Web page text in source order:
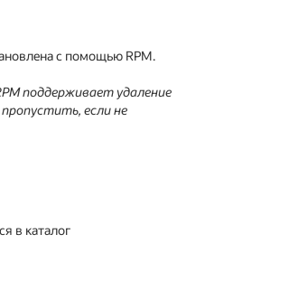
с помощью RPM.
поддерживает удаление
если не
в каталог